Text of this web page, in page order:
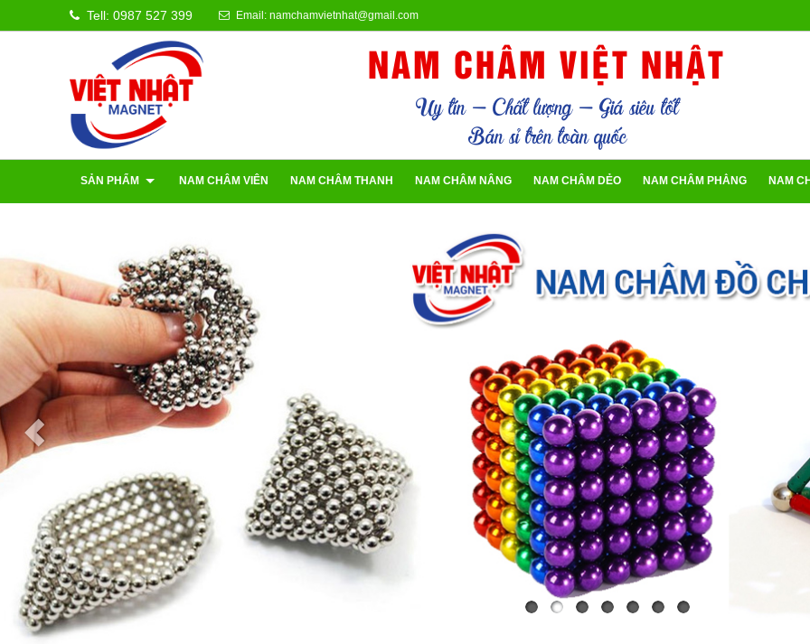
Tell: 0987 527 399 Email: namchamvietnhat@gmail.com
NAM CHÂM VIỆT NHẬT
Uy tín - Chất lượng - Giá siêu tốt
Bán sỉ trên toàn quốc
SẢN PHẨM NAM CHÂM VIÊN NAM CHÂM THANH NAM CHÂM NÂNG NAM CHÂM DẺO NAM CHÂM PHẲNG NAM